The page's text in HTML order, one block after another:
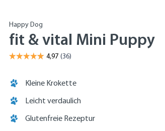
Happy Dog
fit & vital Mini Puppy
Kleine Krokette
Leicht verdaulich
Glutenfreie Rezeptur